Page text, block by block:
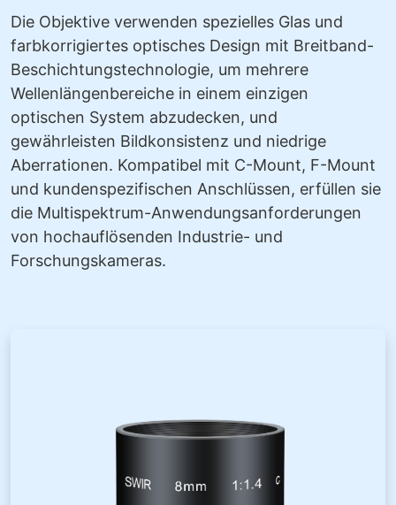
Die Objektive verwenden spezielles Glas und
farbkorrigiertes optisches Design mit Breitband-
Beschichtungstechnologie, um mehrere
Wellenlängenbereiche in einem einzigen
optischen System abzudecken, und
gewährleisten Bildkonsistenz und niedrige
Aberrationen. Kompatibel mit C-Mount, F-Mount
und kundenspezifischen Anschlüssen, erfüllen sie
die Multispektrum-Anwendungsanforderungen
von hochauflösenden Industrie- und
Forschungskameras.